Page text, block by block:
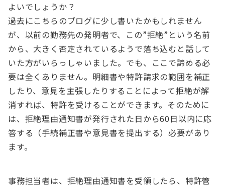
よいでしょうか？
過去にこちらのブログに少し書いたかもしれません
が、以前の勤務先の発明者で、この”拒絶”という名前
から、大きく否定されているようで落ち込むと話して
いた方がいらっしゃいました。でも、ここで諦める必
要は全くありません。明細書や特許請求の範囲を補正
したり、意見を主張したりすることによって拒絶が解
消すれば、特許を受けることができます。そのために
は、拒絶理由通知書が発行された日から60日以内に応
答する（手続補正書や意見書を提出する）必要があり
ます。
事務担当者は、拒絶理由通知書を受領したら、特許管